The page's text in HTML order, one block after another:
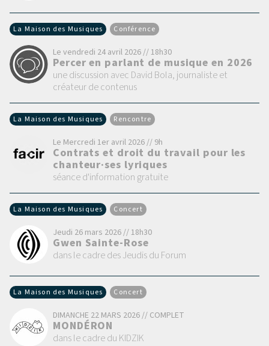
La Maison des Musiques Conférence
Le vendredi 24 avril 2026 // 18h30
Percer en parlant de musique en 2026
une discussion avec David Bola, journaliste et
créateur de contenus
La Maison des Musiques Rencontre
Le Mercredi 1er avril 2026 // 9h
Contrats et droit du travail pour les
chanteur·ses lyriques
séance d'information gratuite
La Maison des Musiques Concert
Jeudi 26 mars 2026 // 18h30
Gwen Sainte-Rose
dans le cadre des Jeudis du Forum
La Maison des Musiques Concert
DIMANCHE 22 MARS 2026 // COMPLET
MONDÉRON
dans le cadre du KIDZIK